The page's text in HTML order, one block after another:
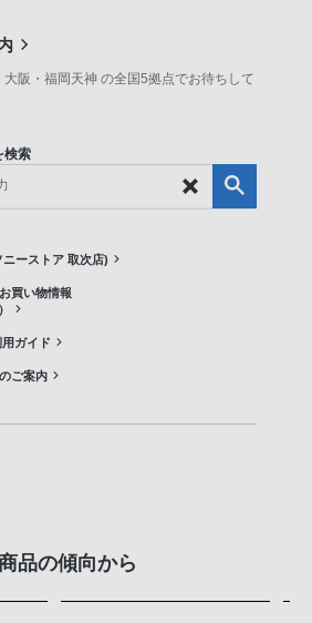
阪・福岡天神 の全国5拠点でお待ちして
検索
ーストア 取次店)
買い物情報
ガイド
ご案内
品の傾向から